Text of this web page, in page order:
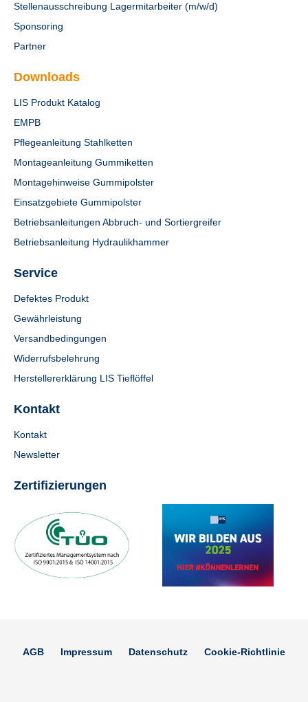
Stellenausschreibung Lagermitarbeiter (m/w/d)
Sponsoring
Partner
Downloads
LIS Produkt Katalog
EMPB
Pflegeanleitung Stahlketten
Montageanleitung Gummiketten
Montagehinweise Gummipolster
Einsatzgebiete Gummipolster
Betriebsanleitungen Abbruch- und Sortiergreifer
Betriebsanleitung Hydraulikhammer
Service
Defektes Produkt
Gewährleistung
Versandbedingungen
Widerrufsbelehrung
Herstellererklärung LIS Tieflöffel
Kontakt
Kontakt
Newsletter
Zertifizierungen
AGB Impressum Datenschutz Cookie-Richtlinie